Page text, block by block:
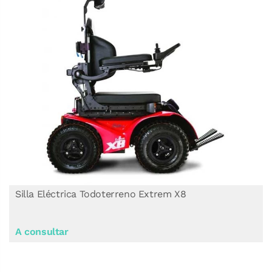
Silla Eléctrica Todoterreno Extrem X8
A consultar